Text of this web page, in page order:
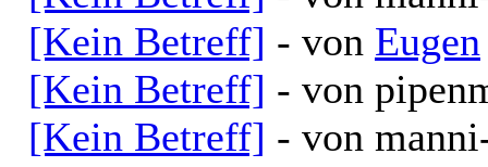
[Kein Betreff] - von Eugen
[Kein Betreff] - von
[Kein Betreff] - von